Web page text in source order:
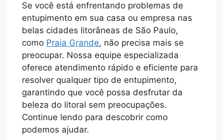
Se você está enfrentando problemas de
entupimento em sua casa ou empresa nas
belas cidades litorâneas de São Paulo,
como Praia Grande, não precisa mais se
preocupar. Nossa equipe especializada
oferece atendimento rápido e eficiente para
resolver qualquer tipo de entupimento,
garantindo que você possa desfrutar da
beleza do litoral sem preocupações.
Continue lendo para descobrir como
podemos ajudar.